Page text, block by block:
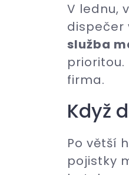
V lednu,
dispečer
služba
prioritou.
firma.
Když
Po větší
pojistky